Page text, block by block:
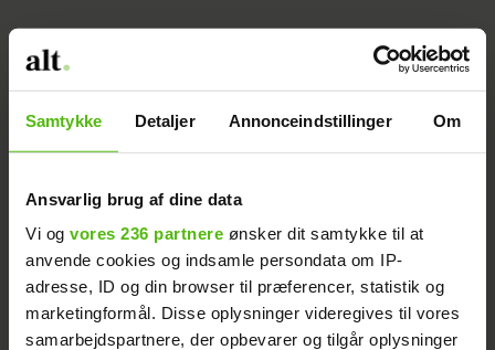
Samtykke Detaljer Annonceindstillinger Om
Ansvarlig brug af dine data
Vi og vores 236 partnere ønsker dit samtykke til at
anvende cookies og indsamle persondata om IP-
adresse, ID og din browser til præferencer, statistik og
marketingformål. Disse oplysninger videregives til vores
samarbejdspartnere, der opbevarer og tilgår oplysninger